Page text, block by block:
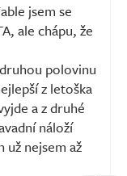
jsem se
ale chápu, že
polovinu
z letoška
a z druhé
náloží
už nejsem až